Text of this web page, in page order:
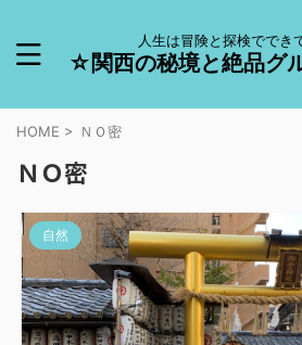
人生は冒険と探検ででき
☆関西の秘境と絶品グ
HOME > ＮＯ密
ＮＯ密
自然